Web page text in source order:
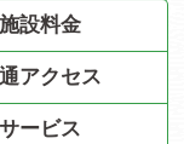
施設料金
アクセス
サービス